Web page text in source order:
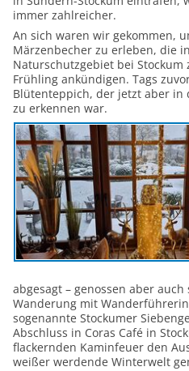
immer zahlreicher.
An sich waren wir gekommen,
Märzenbecher zu erleben, die
Naturschutzgebiet bei Stockum
Frühling ankündigen. Tags
Blütenteppich, der jetzt aber in
zu erkennen war.
abgesagt – genossen aber
Wanderung mit
sogenannte Stockumer
Abschluss in Coras Café in
flackernden Kaminfeuer den
weißer werdende Winterwelt